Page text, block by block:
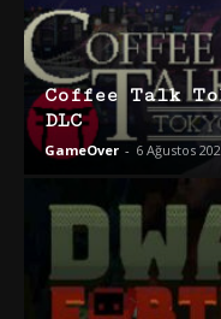
Coffee Talk
DLC
GameOver - 6 Ağustos